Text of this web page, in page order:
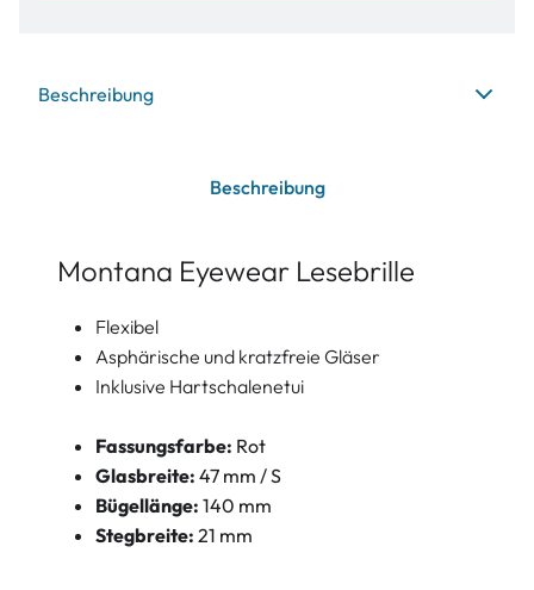
Beschreibung
Beschreibung
Montana Eyewear Lesebrille
Flexibel
Asphärische und kratzfreie Gläser
Inklusive Hartschalenetui
Fassungsfarbe: Rot
Glasbreite: 47 mm / S
Bügellänge: 140 mm
Stegbreite: 21 mm